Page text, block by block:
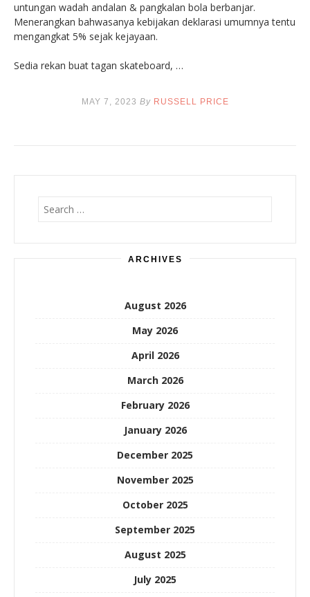
untungan wadah andalan & pangkalan bola berbanjar.
Menerangkan bahwasanya kebijakan deklarasi umumnya tentu
mengangkat 5% sejak kejayaan.
Sedia rekan buat tagan skateboard, …
MAY 7, 2023 By RUSSELL PRICE
Search
for:
ARCHIVES
August 2026
May 2026
April 2026
March 2026
February 2026
January 2026
December 2025
November 2025
October 2025
September 2025
August 2025
July 2025